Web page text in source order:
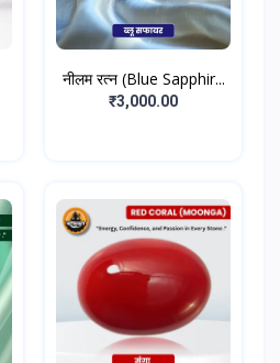
नीलम रत्न (Blue Sapphir...
₹3,000.00